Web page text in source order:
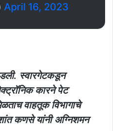
April 16, 2023
स्वारगेटकडून
कारने पेट
वाहतूक विभागाचे
कणसे यांनी अग्निशमन